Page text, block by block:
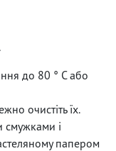
до 80 ° C або
очистіть їх.
смужками і
папером